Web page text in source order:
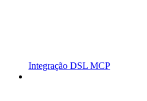
Integração DSL MCP